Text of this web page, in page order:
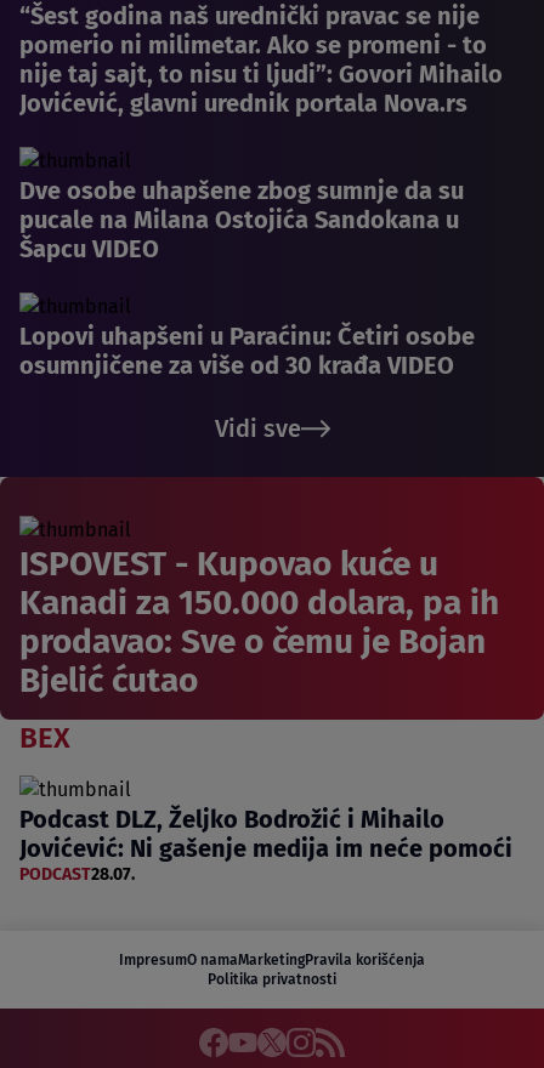
“Šest godina naš urednički pravac se nije
pomerio ni milimetar. Ako se promeni - to
nije taj sajt, to nisu ti ljudi”: Govori Mihailo
Jovićević, glavni urednik portala Nova.rs
Dve osobe uhapšene zbog sumnje da su
pucale na Milana Ostojića Sandokana u
Šapcu VIDEO
Lopovi uhapšeni u Paraćinu: Četiri osobe
osumnjičene za više od 30 krađa VIDEO
Vidi sve
ISPOVEST - Kupovao kuće u
Kanadi za 150.000 dolara, pa ih
prodavao: Sve o čemu je Bojan
Bjelić ćutao
BEX
Podcast DLZ, Željko Bodrožić i Mihailo
Jovićević: Ni gašenje medija im neće pomoći
PODCAST28.07.
ImpresumO namaMarketingPravila korišćenja
Politika privatnosti